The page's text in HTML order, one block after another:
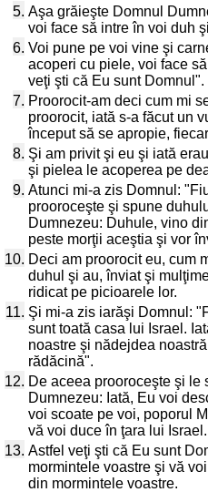
5. Aşa grăieşte Domnul
voi face să intre în voi duh
6. Voi pune pe voi vine şi
acoperi cu piele, voi face
veţi şti că Eu sunt Domnul".
7. Proorocit-am deci cum mi
proorocit, iată s-a făcut un
început să se apropie,
8. Şi am privit şi eu şi iată
şi pielea le acoperea pe
9. Atunci mi-a zis Domnul:
prooroceşte şi spune
Dumnezeu: Duhule, vino
peste morţii aceştia şi vor
10. Deci am proorocit eu, cum
duhul şi au, înviat şi
ridicat pe picioarele lor.
11. Şi mi-a zis iarăşi Domnul:
sunt toată casa lui Israel.
noastre şi nădejdea
rădăcină".
12. De aceea prooroceşte şi le
Dumnezeu: Iată, Eu voi
voi scoate pe voi, poporul
vă voi duce în ţara lui Israel.
13. Astfel veţi şti că Eu sunt
mormintele voastre şi vă
din mormintele voastre.